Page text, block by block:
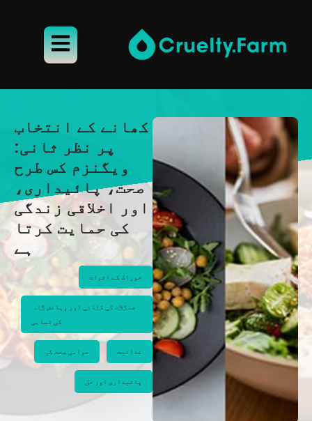
کھانے کے انتخاب
پر نظر ثانی:
ویگنزم کس طرح
صحت، پائیداری،
اور اخلاقی زندگی
کی حمایت کرتا
ہے
خوراک کے اثرات
کی تباہی
غذائیت عوامی صحت کی
پائیداری اور حل